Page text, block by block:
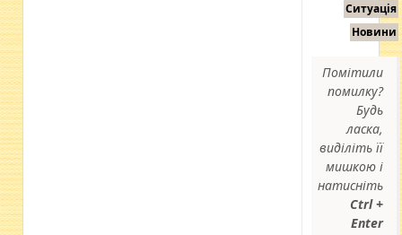
Ситуація
Новини
Помітили
помилку?
Будь
ласка,
виділіть її
мишкою і
натисніть
Ctrl +
Enter